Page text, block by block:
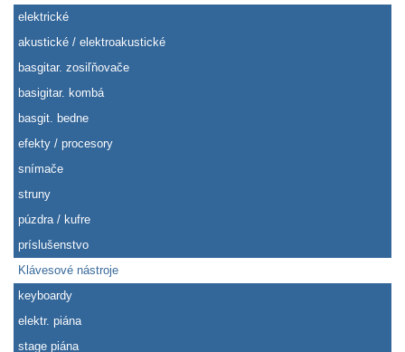
elektrické
akustické / elektroakustické
basgitar. zosiľňovače
basigitar. kombá
basgit. bedne
efekty / procesory
snímače
struny
púzdra / kufre
príslušenstvo
Klávesové nástroje
keyboardy
elektr. piána
stage piána